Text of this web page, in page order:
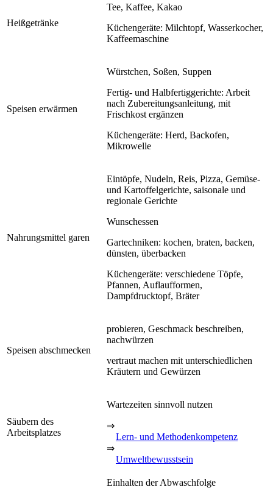
Heißgetränke
Tee, Kaffee, Kakao
Küchengeräte: Milchtopf, Wasserkocher,
Kaffeemaschine
Speisen erwärmen
Würstchen, Soßen, Suppen
Fertig- und Halbfertiggerichte: Arbeit
nach Zubereitungsanleitung, mit
Frischkost ergänzen
Küchengeräte: Herd, Backofen,
Mikrowelle
Nahrungsmittel garen
Eintöpfe, Nudeln, Reis, Pizza, Gemüse-
und Kartoffelgerichte, saisonale und
regionale Gerichte
Wunschessen
Gartechniken: kochen, braten, backen,
dünsten, überbacken
Küchengeräte: verschiedene Töpfe,
Pfannen, Auflaufformen,
Dampfdrucktopf, Bräter
Speisen abschmecken
probieren, Geschmack beschreiben,
nachwürzen
vertraut machen mit unterschiedlichen
Kräutern und Gewürzen
Säubern des
Arbeitsplatzes
Wartezeiten sinnvoll nutzen
⇒
Lern- und Methodenkompetenz
⇒
Umweltbewusstsein
Einhalten der Abwaschfolge